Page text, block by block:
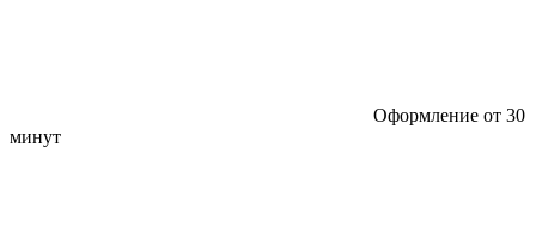
Оформление от 30
минут